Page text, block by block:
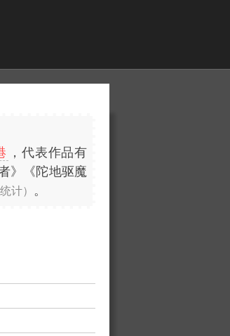
，代表作品有
》《陀地驱魔
计） 。